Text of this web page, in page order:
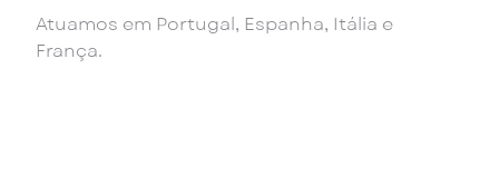
Atuamos em Portugal, Espanha, Itália e
França.